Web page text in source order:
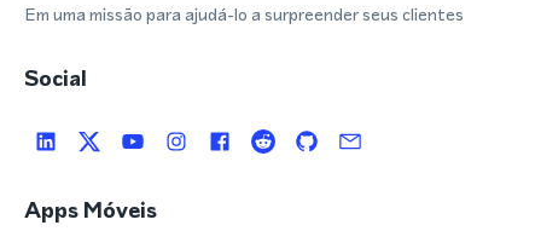
Em uma missão para ajudá-lo a surpreender seus clientes
Social
Apps Móveis